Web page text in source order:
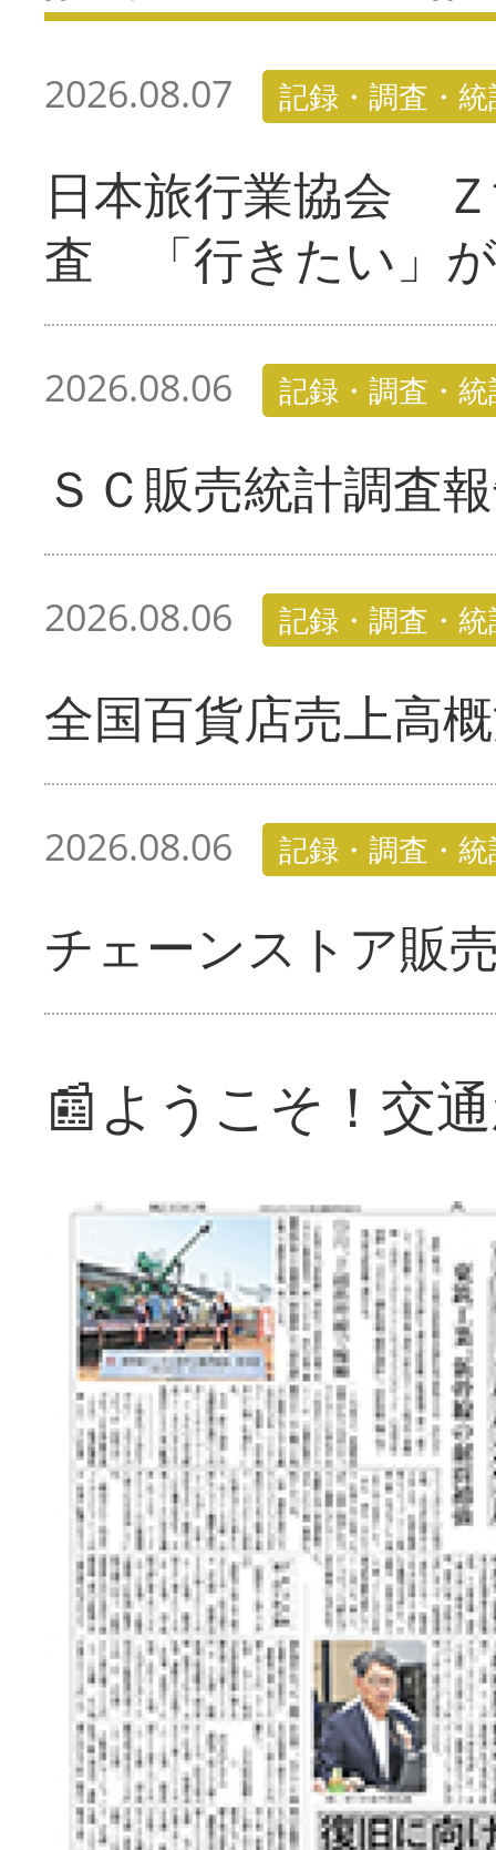
2026.08.07 記録・調査・
日本旅行業協会
査 「行きたい」
2026.08.06 記録・調査・
ＳＣ販売統計調査
2026.08.06 記録・調査・
全国百貨店売上高
2026.08.06 記録・調査・
チェーンストア販
📰ようこそ！交